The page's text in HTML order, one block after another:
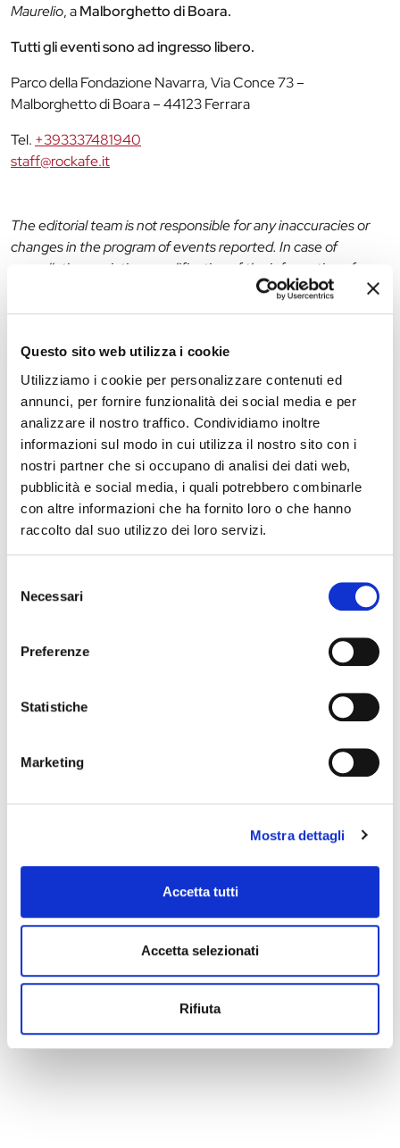
Questo sito web utilizza i cookie
Utilizziamo i cookie per personalizzare contenuti ed
annunci, per fornire funzionalità dei social media e per
analizzare il nostro traffico. Condividiamo inoltre
informazioni sul modo in cui utilizza il nostro sito con i
nostri partner che si occupano di analisi dei dati web,
pubblicità e social media, i quali potrebbero combinarle
con altre informazioni che ha fornito loro o che hanno
raccolto dal suo utilizzo dei loro servizi.
delNecessari
Preferenze
Statistiche
Marketing
Mostra dettagli
Accetta tutti
Accetta selezionati
Rifiuta
Maurelio, aMalborghetto di Boara.
Tutti gli eventi sono ad ingresso libero.
Parco della Fondazione Navarra, Via Conce 73 –
Malborghetto di Boara – 44123 Ferrara
Tel. +393337481940
staff@rockafe.it
The editorial team is not responsible for any inaccuracies or
changes in the program of events reported. In case of
cancellation, variation, modification of the information of an
infotur@comune.fe.it.